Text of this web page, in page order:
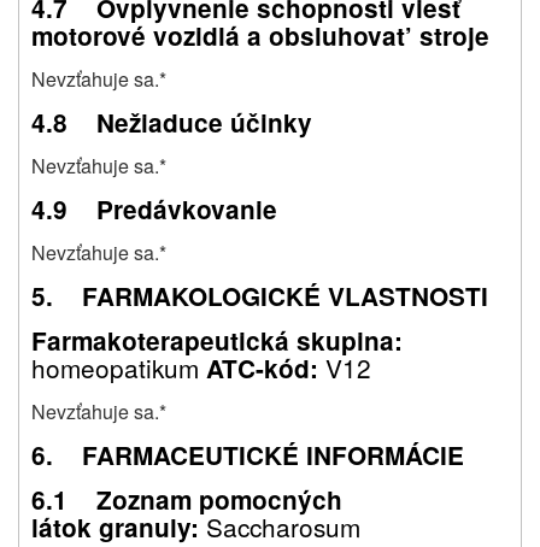
4.7 Ovplyvnenie schopnosti viesť
motorové vozidlá a obsluhovat’ stroje
Nevzťahuje sa.*
4.8 Nežiaduce účinky
Nevzťahuje sa.*
4.9 Predávkovanie
Nevzťahuje sa.*
5. FARMAKOLOGICKÉ VLASTNOSTI
Farmakoterapeutická skupina:
homeopatikum ATC-kód: V12
Nevzťahuje sa.*
6. FARMACEUTICKÉ INFORMÁCIE
6.1 Zoznam pomocných
látok granuly:Saccharosum